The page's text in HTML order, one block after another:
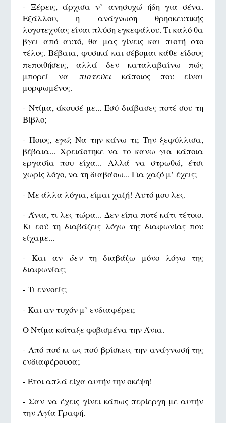
- Ξέρεις, άρχισα ν’ ανησυχώ ήδη για σένα.
Εξάλλου, η ανάγνωση θρησκευτικής
λογοτεχνίας είναι πλύση εγκεφάλου. Τι καλό θα
βγει από αυτό, θα μας γίνεις και πιστή στο
τέλος. Βέβαια, φυσικά και σέβομαι κάθε είδους
πεποιθήσεις, αλλά δεν καταλαβαίνω πώς
μπορεί να πιστεύει κάποιος που είναι
μορφωμένος.
- Ντίμα, άκουσέ με... Εσύ διάβασες ποτέ σου τη
Βίβλο;
- Ποιος, εγώ; Να την κάνω τι; Την ξεφύλλισα,
βέβαια... Χρειάστηκε να το κανω για κάποια
εργασία που είχα... Αλλά να στρωθώ, έτσι
χωρίς λόγο, να τη διαβάσω... Για χαζό μ’ έχεις;
- Με άλλα λόγια, είμαι χαζή! Αυτό μου λες.
- Άνια, τι λες τώρα... Δεν είπα ποτέ κάτι τέτοιο.
Κι εσύ τη διαβάζεις λόγω της διαφωνίας που
είχαμε...
- Και αν δεντη διαβάζω μόνο λόγω της
διαφωνίας;
- Τι εννοείς;
- Και αν τυχόν μ’ ενδιαφέρει;
Ο Ντίμα κοίταξε φοβισμένα την Άνια.
- Από πού κι ως πού βρίσκεις την ανάγνωσή της
ενδιαφέρουσα;
- Έτσι απλά είχα αυτήν την σκέψη!
- Σαν να έχεις γίνει κάπως περίεργη με αυτήν
την Αγία Γραφή.